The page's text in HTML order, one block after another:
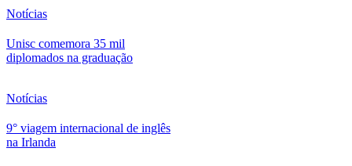
Notícias
Unisc comemora 35 mil
diplomados na graduação
Notícias
9° viagem internacional de inglês
na Irlanda